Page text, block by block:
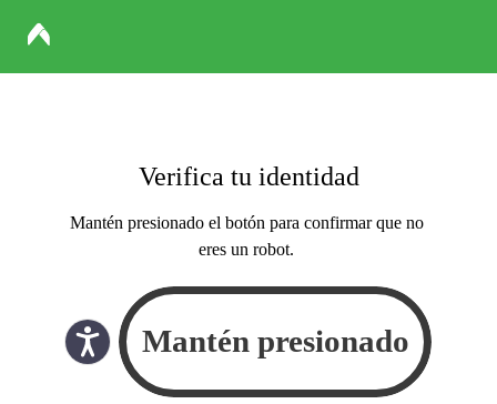
Verifica tu identidad
Mantén presionado el botón para confirmar que no
eres un robot.